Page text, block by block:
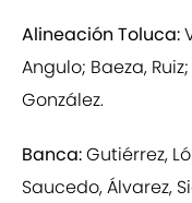
Alineación Toluca:
Angulo; Baeza,
González.
Banca:Gutiérrez,
Saucedo, Álvarez,